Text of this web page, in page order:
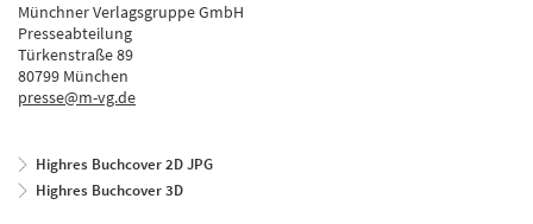
Münchner Verlagsgruppe GmbH
Presseabteilung
Türkenstraße 89
80799 München
presse@m-vg.de
Highres Buchcover 2D JPG
Highres Buchcover 3D